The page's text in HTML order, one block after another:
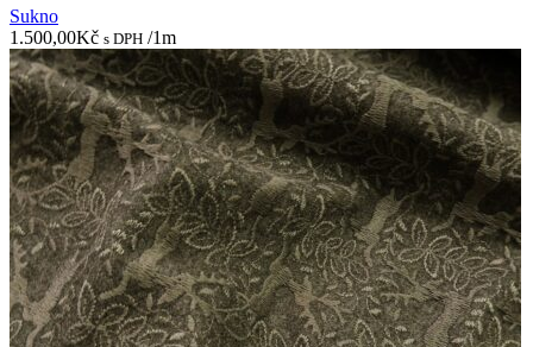
Sukno
1.500,00Kč s DPH /1m